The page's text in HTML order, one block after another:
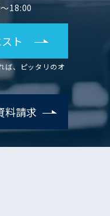
18:00
ト
ば、ピッタリのオ
料請求